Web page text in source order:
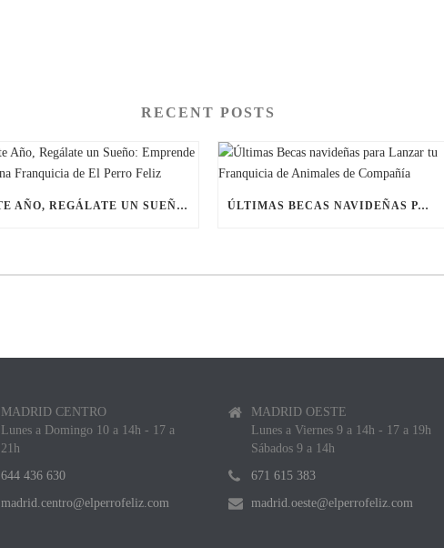
RECENT POSTS
ESTE AÑO, REGÁLATE UN SUEÑO: EMPRENDE CON UNA FRANQUICIA DE EL PERRO FELIZ ÚLTIMAS BECAS NAVIDEÑAS PARA LANZAR TU FRANQUICIA DE ANIMALES DE COMPAÑÍA
MADRID CENTRO
Lunes a Domingo 10 a 14h - 17 a
21h
644 436 630
madrid.centro@elperrofeliz.com
MADRID OESTE
Lunes a Viernes 9 a 14h - 17 a 19h
Sábados 9 a 14h
671 615 383
madrid.oeste@elperrofeliz.com